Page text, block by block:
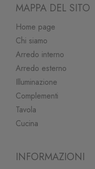
MAPPA DEL SITO
Home page
Chi siamo
Arredo interno
Arredo esterno
Illuminazione
Complementi
Tavola
Cucina
INFORMAZIONI